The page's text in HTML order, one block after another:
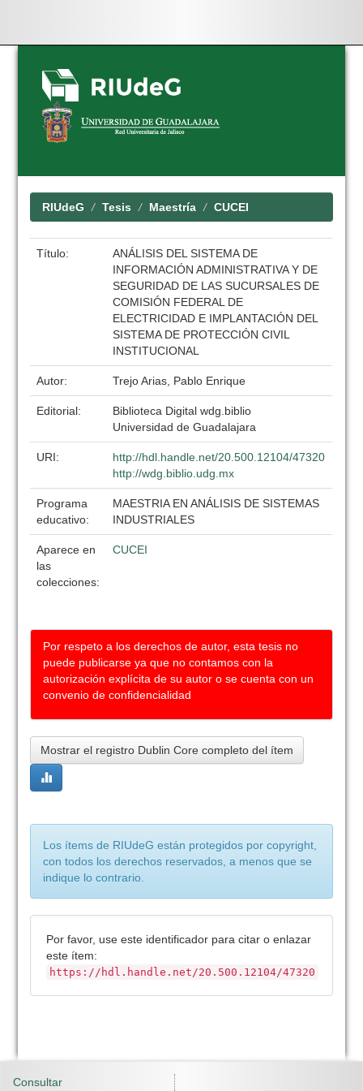
Skip
navigation
RIUdeG Tesis Maestría CUCEI
Título:
ANÁLISIS DEL SISTEMA DE
INFORMACIÓN ADMINISTRATIVA Y DE
SEGURIDAD DE LAS SUCURSALES DE
COMISIÓN FEDERAL DE
ELECTRICIDAD E IMPLANTACIÓN DEL
SISTEMA DE PROTECCIÓN CIVIL
INSTITUCIONAL
Autor: Trejo Arias, Pablo Enrique
Editorial:
Biblioteca Digital wdg.biblio
Universidad de Guadalajara
URI:
http://hdl.handle.net/20.500.12104/47320
http://wdg.biblio.udg.mx
Programa
educativo:
MAESTRIA EN ANÁLISIS DE SISTEMAS
INDUSTRIALES
Aparece en
las
colecciones:
CUCEI
Por respeto a los derechos de autor, esta tesis no
puede publicarse ya que no contamos con la
autorización explícita de su autor o se cuenta con un
convenio de confidencialidad
Mostrar el registro Dublin Core completo del ítem
Los ítems de RIUdeG están protegidos por copyright,
con todos los derechos reservados, a menos que se
indique lo contrario.
Por favor, use este identificador para citar o enlazar
este ítem:
https://hdl.handle.net/20.500.12104/47320
Consultar